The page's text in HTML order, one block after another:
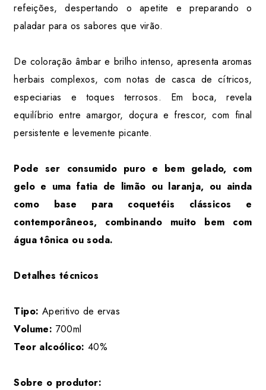
refeições, despertando o apetite e preparando o
paladar para os sabores que virão.
De coloração âmbar e brilho intenso, apresenta aromas
herbais complexos, com notas de casca de cítricos,
especiarias e toques terrosos. Em boca, revela
equilíbrio entre amargor, doçura e frescor, com final
persistente e levemente picante.
Pode ser consumido puro e bem gelado, com
gelo e uma fatia de limão ou laranja, ou ainda
como base para coquetéis clássicos e
contemporâneos, combinando muito bem com
água tônica ou soda.
Detalhes técnicos
Tipo: Aperitivo de ervas
Volume: 700ml
Teor alcoólico: 40%
Sobre o produtor: